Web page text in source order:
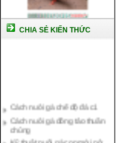
CHIA SẺ KIẾN THỨC
Cách nuôi gà đông tảo thuần
chủng
Kỹ thuật nuôi gà con mới nở
Hướng dẫn nuôi gà đá